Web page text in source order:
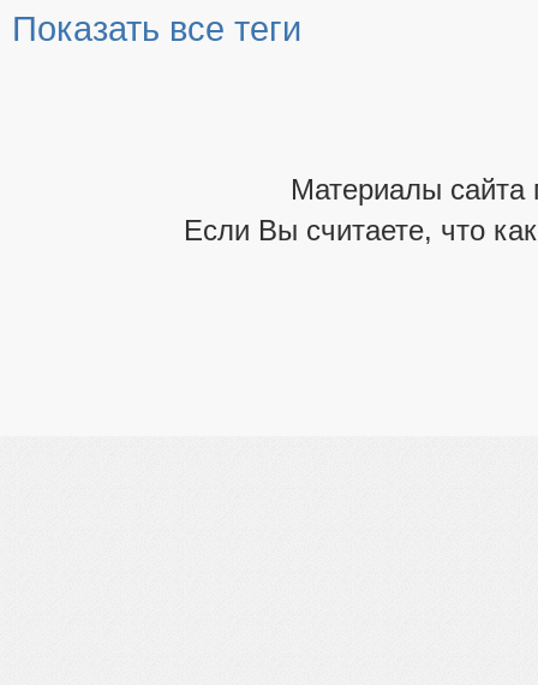
Показать все теги
Материалы сайта
Если Вы считаете, что